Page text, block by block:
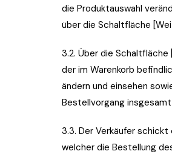
die Produktauswahl
über die Schaltfläche
3.2. Über die
der im Warenkorb
ändern und einsehen
Bestellvorgang
3.3. Der Verkäufer
welcher die Bestellung